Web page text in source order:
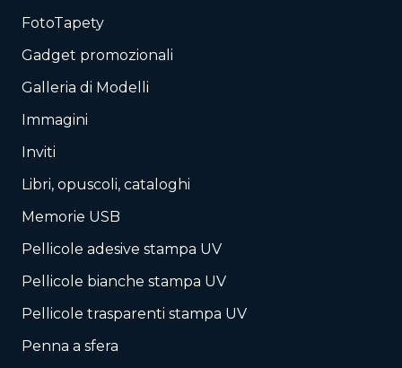
FotoTapety
Gadget promozionali
Galleria di Modelli
Immagini
Inviti
Libri, opuscoli, cataloghi
Memorie USB
Pellicole adesive stampa UV
Pellicole bianche stampa UV
Pellicole trasparenti stampa UV
Penna a sfera